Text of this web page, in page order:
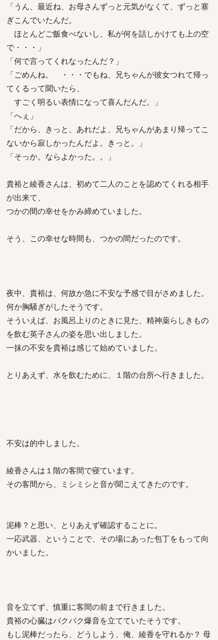
「うん、最近ね、お母さんずっと元気がなくて、ずっと塞
ぎこんでいたんだ。
ほとんどご飯食べないし、私が何を話しかけても上の空
で・・・」
「何で言ってくれなったんだ？」
「ごめんね。 ・・・でもね、兄ちゃんが彼女つれて帰っ
てくるって聞いたら、
すごく明るい表情になって喜んだんだ。」
「へぇ」
「だから、きっと、あれだよ、兄ちゃんがあまり帰ってこ
ないから寂しかったんだよ。きっと。」
「そっか。ならよかった。。」
貴裕と綾香さんは、初めて二人のことを認めてくれる相手
が出来て、
つかの間の幸せをかみ締めていました。
そう、この幸せな時間も、つかの間だったのです。
夜中、貴裕は、何故か急に不安な予感で目がさめました。
何か胸騒ぎがしたそうです。
そういえば、お風呂上りのときに見た、精神薬らしきもの
を飲む英子さんの姿を思い出しました。
一抹の不安を貴裕は感じて始めていました。
とりあえず、水を飲むために、１階の台所へ行きました。
不安は的中しました。
綾香さんは１階の客間で寝ています。
その客間から、ミシミシと音が聞こえてきたのです。
泥棒？と思い、とりあえず確認することに。
一応武器、ということで、その場にあった包丁をもって向
かいました。
音を立てず、慎重に客間の前まで行きました。
貴裕の心臓はバクバク爆音を立てていたそうです。
もし泥棒だったら、どうしよう、俺、綾香を守れるか？ 母